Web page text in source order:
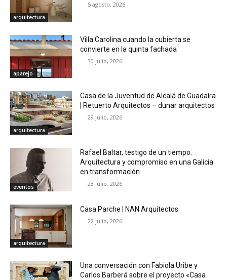
arquitectura
5 agosto, 2026
aparejo
Villa Carolina cuando la cubierta se
convierte en la quinta fachada
30 julio, 2026
arquitectura
Casa de la Juventud de Alcalá de Guadaíra
| Retuerto Arquitectos – dunar arquitectos
29 julio, 2026
eventos
Rafael Baltar, testigo de un tiempo.
Arquitectura y compromiso en una Galicia
en transformación
28 julio, 2026
arquitectura
Casa Parche | NAN Arquitectos
22 julio, 2026
Una conversación con Fabiola Uribe y
Carlos Barberá sobre el proyecto «Casa